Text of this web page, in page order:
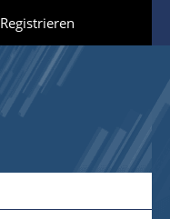
Registrieren